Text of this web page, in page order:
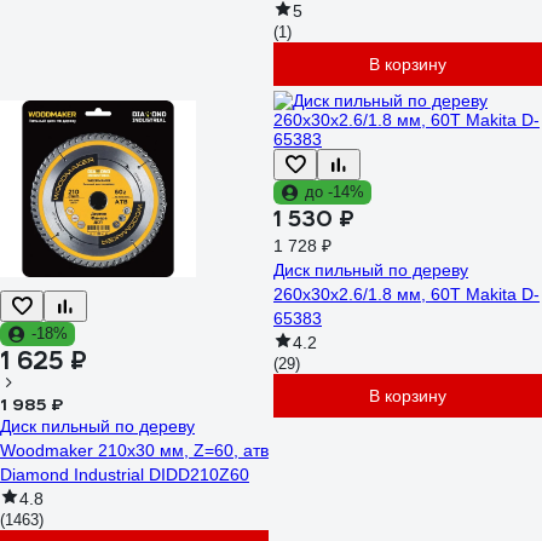
5
(1)
В корзину
-18%
1 625 ₽
1 985 ₽
Диск пильный по дереву
Woodmaker 210x30 мм, Z=60, атв
Diamond Industrial DIDD210Z60
4.8
(1463)
до -14%
1 530 ₽
1 728 ₽
Диск пильный по дереву
260x30x2.6/1.8 мм, 60T Makita D-
65383
4.2
(29)
В корзину